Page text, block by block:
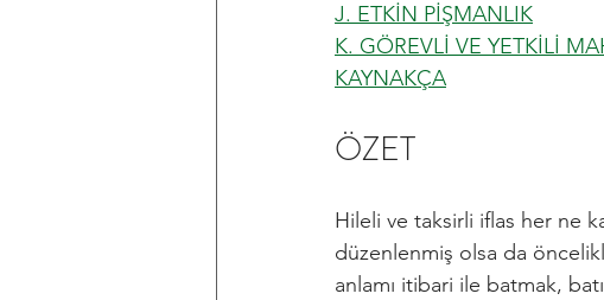
J. ETKİN PİŞMANLIK
K. GÖREVLİ VE YETKİLİ
KAYNAKÇA
ÖZET
Hileli ve taksirli iflas her ne
düzenlenmiş olsa da
anlamı itibari ile batmak,